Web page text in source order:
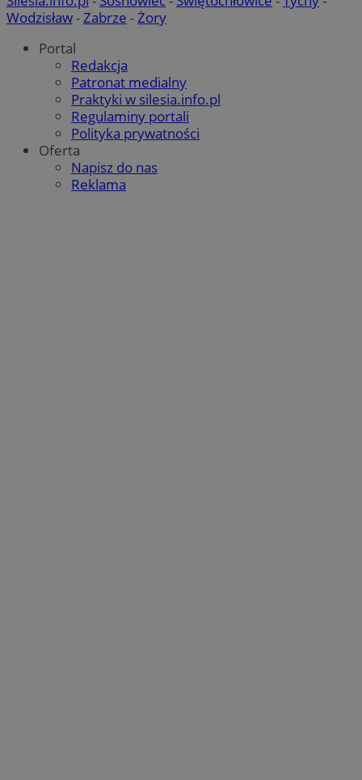
Wodzisław-Zabrze -Żory
Portal
Redakcja
Patronat medialny
Praktyki w silesia.info.pl
Regulaminy portali
Polityka prywatności
Oferta
Napisz do nas
Reklama